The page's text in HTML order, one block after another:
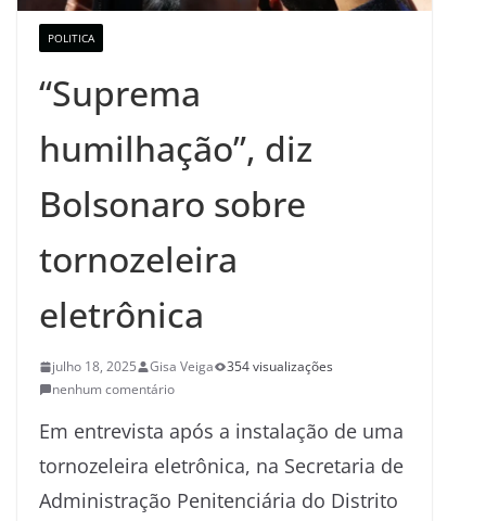
POLITICA
“Suprema
humilhação”, diz
Bolsonaro sobre
tornozeleira
eletrônica
julho 18, 2025 Gisa Veiga
354 visualizações
nenhum comentário
Em entrevista após a instalação de uma
tornozeleira eletrônica, na Secretaria de
Administração Penitenciária do Distrito